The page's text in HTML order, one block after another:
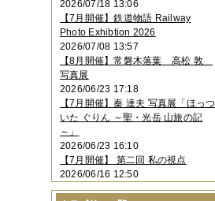
2023年11月 （4件）
2023年10月（3件）
2023年09月（4件）
2023年08月 （1件）
2023年06月（3件）
2023年05月
2023年04月 （2件）
2023年03月（5件）
2023年02月（3件）
2023年01月
2022年12月 （3件）
2022年11月（2件）
2022年10月（4件）
2022年09月（2件）
2026/07/18 13:06
【7月開催】鉄道物語 Railway
Photo Exhibtion 2026
2026/07/08 13:57
【8月開催】常磐木落葉 高松 敦
写真展
2026/06/23 17:18
【7月開催】秦 達夫 写真展「ほっつ
いた ぐりん ～聖・光岳 山旅の記
～」
2026/06/23 16:10
【7月開催】 第二回 私の視点
2026/06/16 12:50